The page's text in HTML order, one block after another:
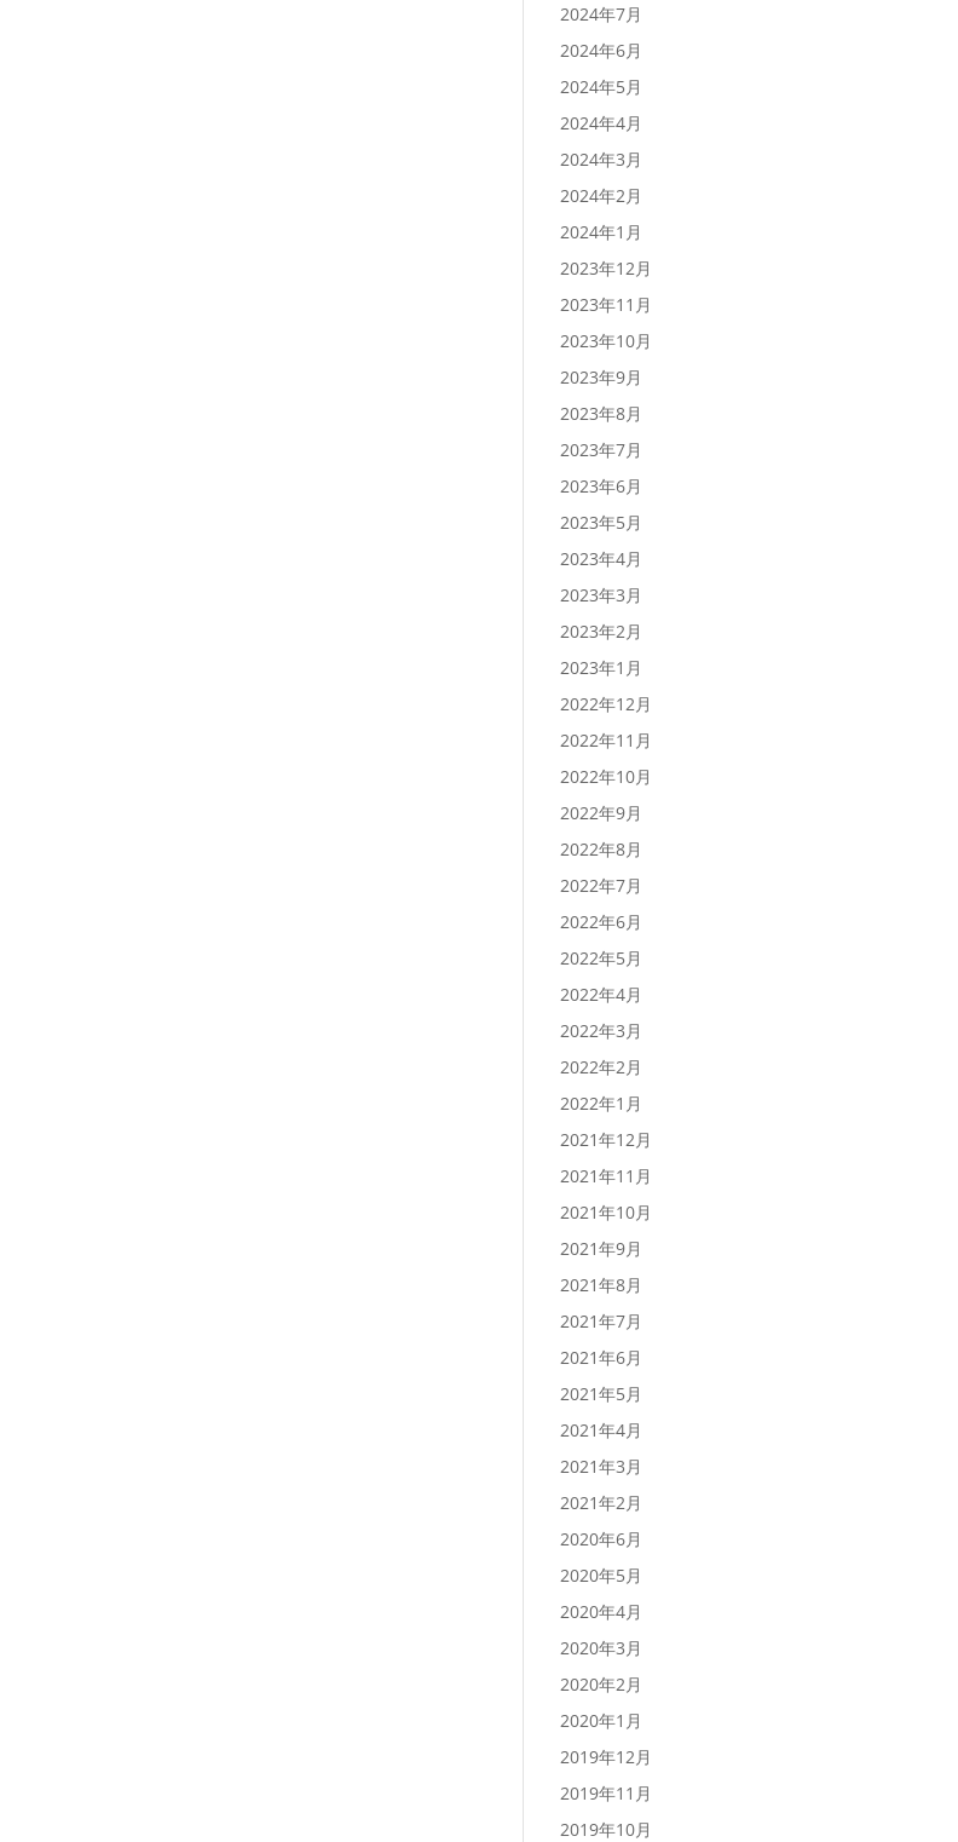
2024年7月
2024年6月
2024年5月
2024年4月
2024年3月
2024年2月
2024年1月
2023年12月
2023年11月
2023年10月
2023年9月
2023年8月
2023年7月
2023年6月
2023年5月
2023年4月
2023年3月
2023年2月
2023年1月
2022年12月
2022年11月
2022年10月
2022年9月
2022年8月
2022年7月
2022年6月
2022年5月
2022年4月
2022年3月
2022年2月
2022年1月
2021年12月
2021年11月
2021年10月
2021年9月
2021年8月
2021年7月
2021年6月
2021年5月
2021年4月
2021年3月
2021年2月
2020年6月
2020年5月
2020年4月
2020年3月
2020年2月
2020年1月
2019年12月
2019年11月
2019年10月